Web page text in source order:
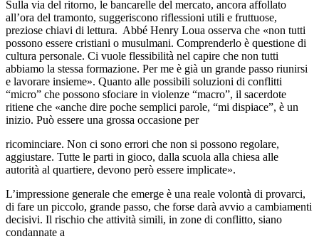
Sulla via del ritorno, le bancarelle del mercato, ancora affollato
all’ora del tramonto, suggeriscono riflessioni utili e fruttuose,
preziose chiavi di lettura. Abbé Henry Loua osserva che «non tutti
possono essere cristiani o musulmani. Comprenderlo è questione di
cultura personale. Ci vuole flessibilità nel capire che non tutti
abbiamo la stessa formazione. Per me è già un grande passo riunirsi
e lavorare insieme». Quanto alle possibili soluzioni di conflitti
“micro” che possono sfociare in violenze “macro”, il sacerdote
ritiene che «anche dire poche semplici parole, “mi dispiace”, è un
inizio. Può essere una grossa occasione per
ricominciare. Non ci sono errori che non si possono regolare,
aggiustare. Tutte le parti in gioco, dalla scuola alla chiesa alle
autorità al quartiere, devono però essere implicate».
L’impressione generale che emerge è una reale volontà di provarci,
di fare un piccolo, grande passo, che forse darà avvio a cambiamenti
decisivi. Il rischio che attività simili, in zone di conflitto, siano
condannate a